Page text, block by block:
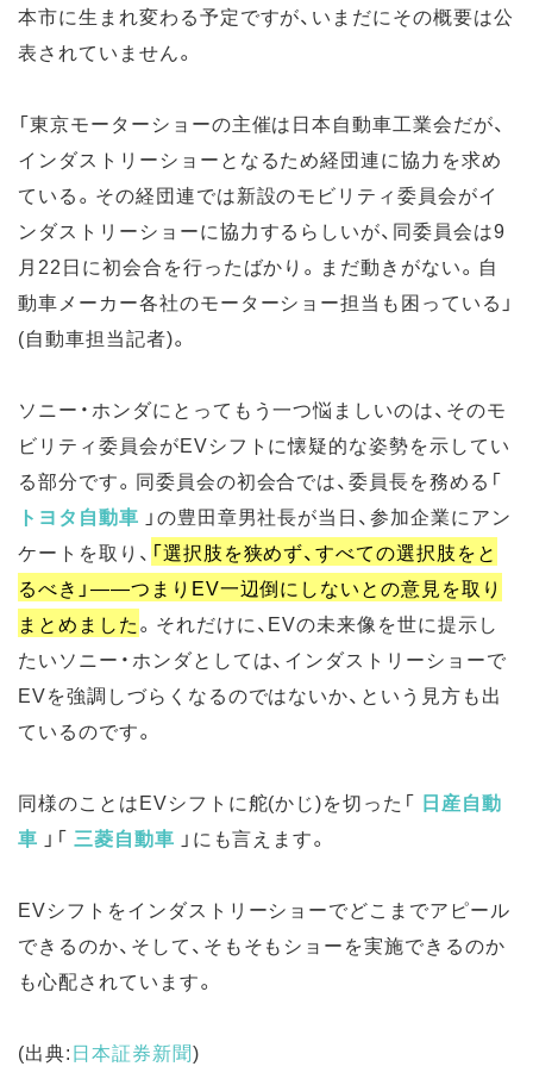
本市に生まれ変わる予定ですが、いまだにその概要は公
表されていません。
「東京モーターショーの主催は日本自動車工業会だが、
インダストリーショーとなるため経団連に協力を求め
ている。その経団連では新設のモビリティ委員会がイ
ンダストリーショーに協力するらしいが、同委員会は9
月22日に初会合を行ったばかり。まだ動きがない。自
動車メーカー各社のモーターショー担当も困っている」
(自動車担当記者)。
ソニー・ホンダにとってもう一つ悩ましいのは、そのモ
ビリティ委員会がEVシフトに懐疑的な姿勢を示してい
る部分です。同委員会の初会合では、委員長を務める「
トヨタ自動車 」の豊田章男社長が当日、参加企業にアン
ケートを取り、 「選択肢を狭めず、すべての選択肢をと
るべき」――つまりEV一辺倒にしないとの意見を取り
まとめました。それだけに、EVの未来像を世に提示し
たいソニー・ホンダとしては、インダストリーショーで
EVを強調しづらくなるのではないか、という見方も出
ているのです。
同様のことはEVシフトに舵(かじ)を切った「 日産自動
車 」「 三菱自動車 」にも言えます。
EVシフトをインダストリーショーでどこまでアピール
できるのか、そして、そもそもショーを実施できるのか
も心配されています。
(出典:日本証券新聞)